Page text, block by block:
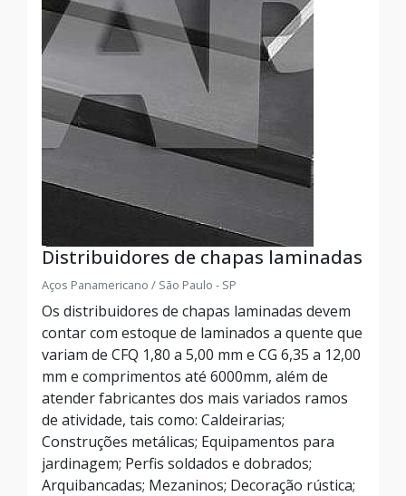
Distribuidores de chapas laminadas
Aços Panamericano / São Paulo - SP
Os distribuidores de chapas laminadas devem
contar com estoque de laminados a quente que
variam de CFQ 1,80 a 5,00 mm e CG 6,35 a 12,00
mm e comprimentos até 6000mm, além de
atender fabricantes dos mais variados ramos
de atividade, tais como: Caldeirarias;
Construções metálicas; Equipamentos para
jardinagem; Perfis soldados e dobrados;
Arquibancadas; Mezaninos; Decoração rústica;